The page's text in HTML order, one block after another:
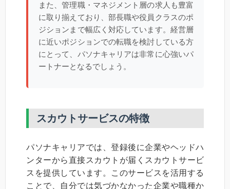
また、管理職・マネジメント層の求人も豊富
に取り揃えており、部長職や役員クラスのポ
ジションまで幅広く対応しています。経営層
に近いポジションでの転職を検討している方
にとって、パソナキャリアは非常に心強いパ
ートナーとなるでしょう。
スカウトサービスの特徴
パソナキャリアでは、登録後に企業やヘッドハ
ンターから直接スカウトが届くスカウトサービ
スを提供しています。このサービスを活用する
ことで、自分では気づかなかった企業や職種か